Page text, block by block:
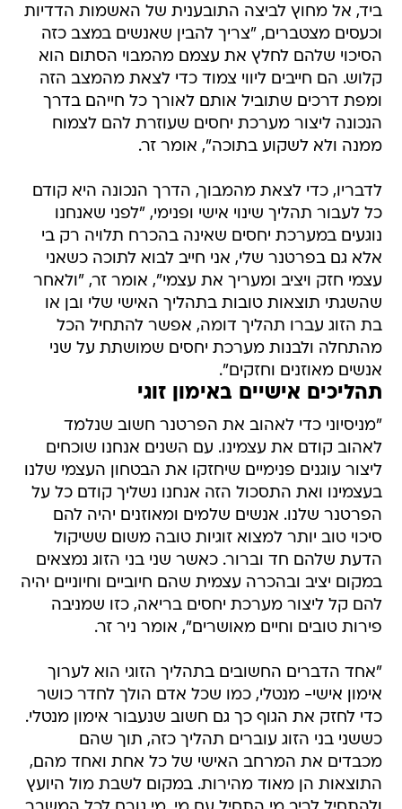
ביד, אל מחוץ לביצה התובענית של האשמות הדדיות
וכעסים מצטברים, "צריך להבין שאנשים במצב כזה
הסיכוי שלהם לחלץ את עצמם מהמבוי הסתום הוא
קלוש. הם חייבים ליווי צמוד כדי לצאת מהמצב הזה
ומפת דרכים שתוביל אותם לאורך כל חייהם בדרך
הנכונה ליצור מערכת יחסים שעוזרת להם לצמוח
ממנה ולא לשקוע בתוכה", אומר זר.
לדבריו, כדי לצאת מהמבוך, הדרך הנכונה היא קודם
כל לעבור תהליך שינוי אישי ופנימי, "לפני שאנחנו
נוגעים במערכת יחסים שאינה בהכרח תלויה רק בי
אלא גם בפרטנר שלי, אני חייב לבוא לתוכה כשאני
עצמי חזק ויציב ומעריך את עצמי", אומר זר, "ולאחר
שהשגתי תוצאות טובות בתהליך האישי שלי ובן או
בת הזוג עברו תהליך דומה, אפשר להתחיל הכל
מהתחלה ולבנות מערכת יחסים שמושתת על שני
אנשים מאוזנים וחזקים".
תהליכים אישיים באימון זוגי
"מניסיוני כדי לאהוב את הפרטנר חשוב שנלמד
לאהוב קודם את עצמינו. עם השנים אנחנו שוכחים
ליצור עוגנים פנימיים שיחזקו את הבטחון העצמי שלנו
בעצמינו ואת התסכול הזה אנחנו נשליך קודם כל על
הפרטנר שלנו. אנשים שלמים ומאוזנים יהיה להם
סיכוי טוב יותר למצוא זוגיות טובה משום ששיקול
הדעת שלהם חד וברור. כאשר שני בני הזוג נמצאים
במקום יציב ובהכרה עצמית שהם חיוביים וחיוניים יהיה
להם קל ליצור מערכת יחסים בריאה, כזו שמניבה
פירות טובים וחיים מאושרים", אומר ניר זר.
"אחד הדברים החשובים בתהליך הזוגי הוא לערוך
אימון אישי- מנטלי, כמו שכל אדם הולך לחדר כושר
כדי לחזק את הגוף כך גם חשוב שנעבור אימון מנטלי.
כששני בני הזוג עוברים תהליך כזה, תוך שהם
מכבדים את המרחב האישי של כל אחת ואחד מהם,
התוצאות הן מאוד מהירות. במקום לשבת מול היועץ